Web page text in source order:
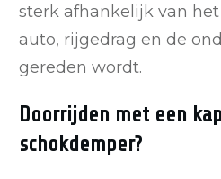
sterk afhankelijk van
auto, rijgedrag en de
gereden wordt.
Doorrijden met een
schokdemper?